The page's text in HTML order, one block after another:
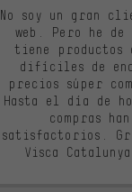
No soy un gran
web. Pero he
tiene productos
difíciles de
precios súper
Hasta el día de
compras
satisfactorios.
Visca